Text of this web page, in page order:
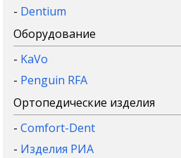
- Dentium
Оборудование
- KaVo
- Penguin RFA
Ортопедические изделия
-Comfort-Dent
- Изделия РИА